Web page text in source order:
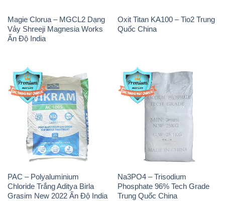
Magie Clorua – MGCL2 Dạng
Vảy Shreeji Magnesia Works
Ấn Độ India
Oxit Titan KA100 – Tio2 Trung
Quốc China
PAC – Polyaluminium
Chloride Trắng Aditya Birla
Grasim New 2022 Ấn Độ India
Na3PO4 – Trisodium
Phosphate 96% Tech Grade
Trung Quốc China